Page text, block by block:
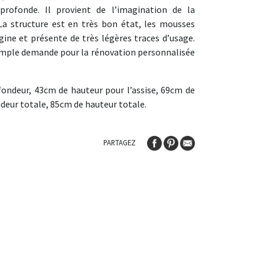
Il provient de l’imagination de la
structure est en très bon état, les mousses
et présente de très légères traces d’usage.
demande pour la rénovation personnalisée
43cm de hauteur pour l’assise, 69cm de
totale, 85cm de hauteur totale.
PARTAGEZ